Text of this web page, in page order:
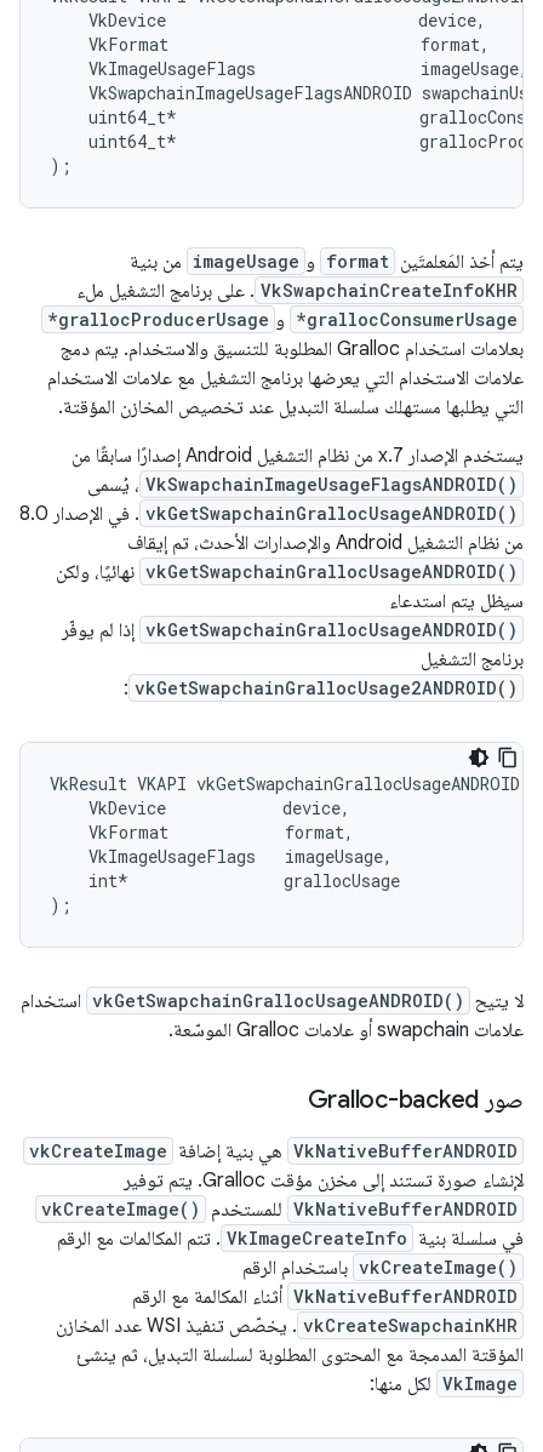
    VkDevice                          device,
    VkFormat                          format,
    VkImageUsageFlags                 imageUsage,
VkSwapchainImageUsageFlagsANDROID
uint64_t*
uint64_t*
يتم أخذ المَعلمتَين format و imageUsage من بنية
VkSwapchainCreateInfoKHR . على برنامج التشغيل ملء
*grallocConsumerUsage و *grallocProducerUsage
بعلامات استخدام Gralloc المطلوبة للتنسيق والاستخدام. يتم دمج
علامات الاستخدام التي يعرضها برنامج التشغيل مع علامات الاستخدام
التي يطلبها مستهلك سلسلة التبديل عند تخصيص المخازن المؤقتة.
يستخدم الإصدار 7.x من نظام التشغيل Android إصدارًا سابقًا من
VkSwapchainImageUsageFlagsANDROID() ، يُسمى
vkGetSwapchainGrallocUsageANDROID()
. في الإصدار 8.0
من نظام التشغيل Android والإصدارات الأحدث، تم إيقاف
vkGetSwapchainGrallocUsageANDROID() نهائيًا، ولكن
سيظل يتم استدعاء
vkGetSwapchainGrallocUsageANDROID() إذا لم يوفّر
برنامج التشغيل
vkGetSwapchainGrallocUsage2ANDROID()
:
VkResult VKAPI vkGetSwapchainGrallocUsageANDROID(
    VkDevice            device,
    VkFormat            format,
    VkImageUsageFlags   imageUsage,
    int*                grallocUsage
لا يتيح vkGetSwapchainGrallocUsageANDROID() استخدام
علامات swapchain أو علامات Gralloc الموسّعة.
صور Gralloc-backed
VkNativeBufferANDROID هي بنية إضافة vkCreateImage
لإنشاء صورة تستند إلى مخزن مؤقت Gralloc. يتم توفير
VkNativeBufferANDROID للمستخدم vkCreateImage()
في سلسلة بنية VkImageCreateInfo . تتم المكالمات مع الرقم
vkCreateImage() باستخدام الرقم
VkNativeBufferANDROID أثناء المكالمة مع الرقم
vkCreateSwapchainKHR
. يخصّص تنفيذ WSI عدد المخازن
المؤقتة المدمجة مع المحتوى المطلوبة لسلسلة التبديل، ثم ينشئ
VkImage لكل منها: